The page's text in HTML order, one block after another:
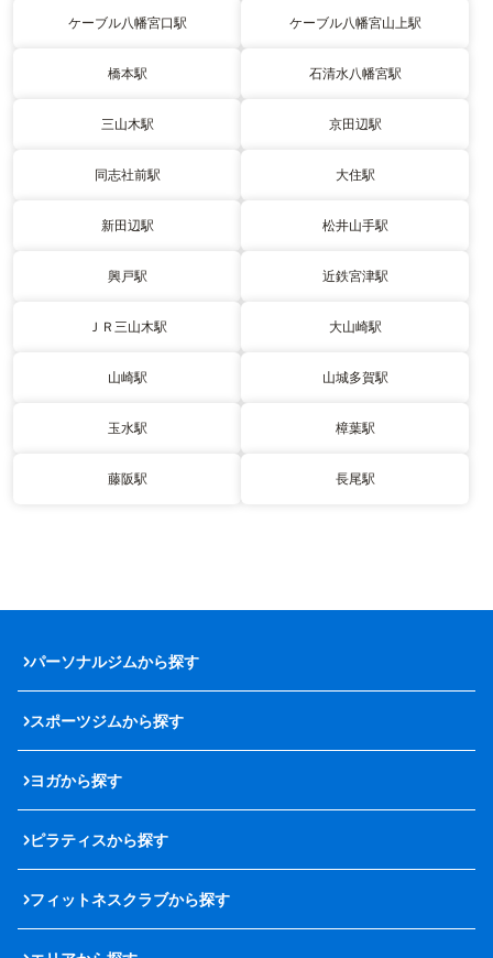
ケーブル八幡宮口駅 ケーブル八幡宮山上駅
橋本駅 石清水八幡宮駅
三山木駅 京田辺駅
同志社前駅 大住駅
新田辺駅 松井山手駅
興戸駅 近鉄宮津駅
ＪＲ三山木駅 大山崎駅
山崎駅 山城多賀駅
玉水駅 樟葉駅
藤阪駅 長尾駅
パーソナルジムから探す
スポーツジムから探す
ヨガから探す
ピラティスから探す
フィットネスクラブから探す